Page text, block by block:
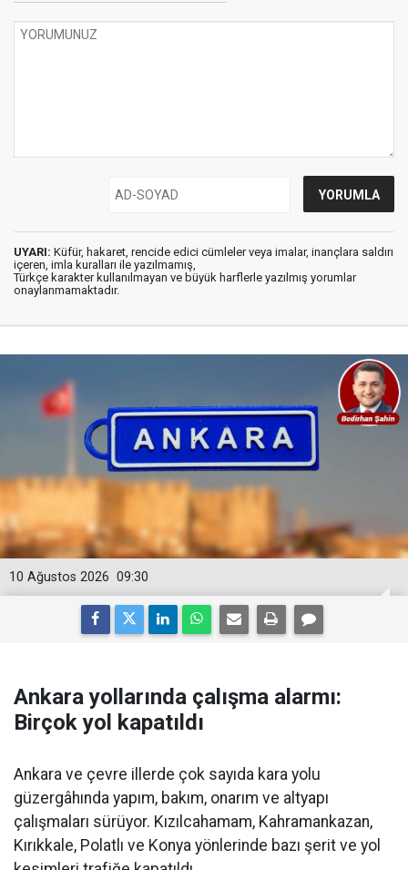
UYARI: Küfür, hakaret, rencide edici cümleler veya imalar, inançlara saldırı
içeren, imla kuralları ile yazılmamış,
Türkçe karakter kullanılmayan ve büyük harflerle yazılmış yorumlar
onaylanmamaktadır.
09:30
10 Ağustos 2026
Ankara yollarında çalışma alarmı:
Birçok yol kapatıldı
Ankara ve çevre illerde çok sayıda kara yolu
güzergâhında yapım, bakım, onarım ve altyapı
çalışmaları sürüyor. Kızılcahamam, Kahramankazan,
Kırıkkale, Polatlı ve Konya yönlerinde bazı şerit ve yol